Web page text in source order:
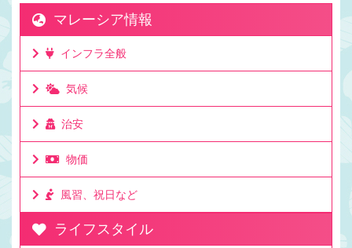
る人もたくさんいる理由。ビジネスでリアルタイム
に連絡が取れるのは利点。ミーティングの時間も決
めやすいお昼休みの感覚も大体似た時間なのでわか
けど問題なし。時差としてはたった一時間 ...
マレーシア情報
インフラ全般
気候
治安
物価
風習、祝日など
ライフスタイル